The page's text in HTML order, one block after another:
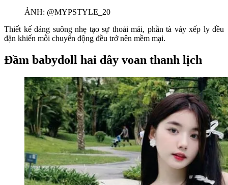
ẢNH: @MYPSTYLE_20
Thiết kế dáng suông nhẹ tạo sự thoải mái, phần tà váy xếp ly đều
đặn khiến mỗi chuyển động đều trở nên mềm mại.
Đầm babydoll hai dây voan thanh lịch